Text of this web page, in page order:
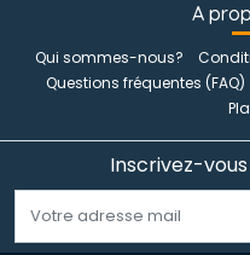
A
Qui sommes-nous?
Questions fréquentes (FAQ)
Inscrivez-